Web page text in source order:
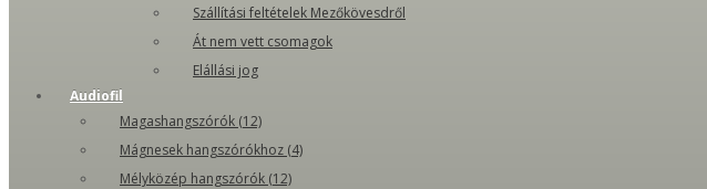
Szállítási feltételek Mezőkövesdről
Át nem vett csomagok
Elállási jog
Audiofil
Magashangszórók (12)
Mágnesek hangszórókhoz (4)
Mélyközép hangszórók (12)